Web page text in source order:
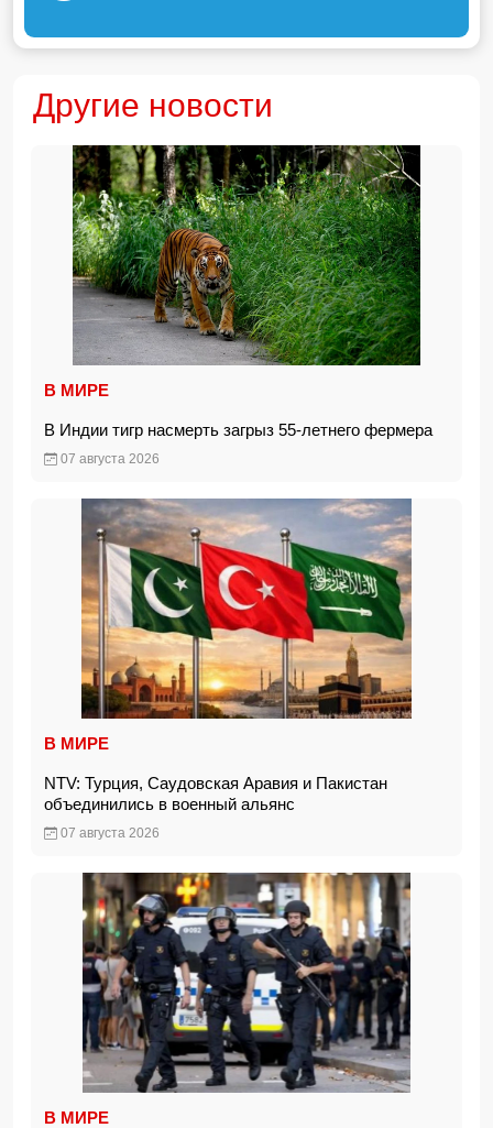
Другие новости
В МИРЕ
В Индии тигр насмерть загрыз 55-летнего фермера
07 августа 2026
В МИРЕ
NTV: Турция, Саудовская Аравия и Пакистан
объединились в военный альянс
07 августа 2026
В МИРЕ